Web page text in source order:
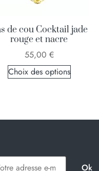
de cou Cocktail jade
rouge et nacre
55,00 €
Choix des options